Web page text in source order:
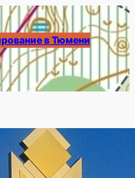
в Тюмени